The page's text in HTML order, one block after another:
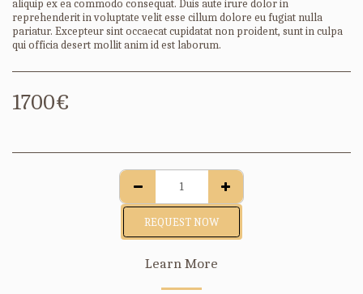
aliquip ex ea commodo consequat. Duis aute irure dolor in
reprehenderit in voluptate velit esse cillum dolore eu fugiat nulla
pariatur. Excepteur sint occaecat cupidatat non proident, sunt in culpa
qui officia desert mollit anim id est laborum.
1700€
REQUEST NOW
Learn More